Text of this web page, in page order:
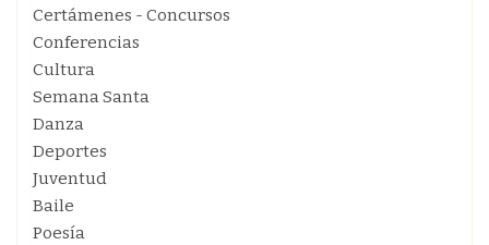
Certámenes - Concursos
Conferencias
Cultura
Semana Santa
Danza
Deportes
Juventud
Baile
Poesía